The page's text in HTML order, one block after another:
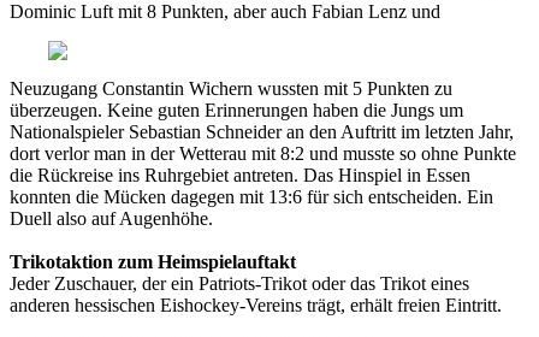
Dominic Luft mit 8 Punkten, aber auch Fabian Lenz und
Neuzugang Constantin Wichern wussten mit 5 Punkten zu
überzeugen. Keine guten Erinnerungen haben die Jungs um
Nationalspieler Sebastian Schneider an den Auftritt im letzten Jahr,
dort verlor man in der Wetterau mit 8:2 und musste so ohne Punkte
die Rückreise ins Ruhrgebiet antreten. Das Hinspiel in Essen
konnten die Mücken dagegen mit 13:6 für sich entscheiden. Ein
Duell also auf Augenhöhe.
Trikotaktion zum Heimspielauftakt
Jeder Zuschauer, der ein Patriots-Trikot oder das Trikot eines
anderen hessischen Eishockey-Vereins trägt, erhält freien Eintritt.